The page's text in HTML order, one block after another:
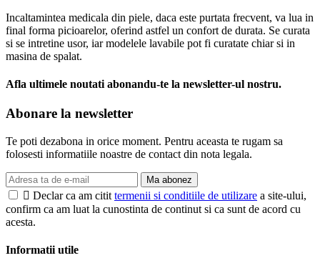
Incaltamintea medicala din piele, daca este purtata frecvent, va lua in
final forma picioarelor, oferind astfel un confort de durata. Se curata
si se intretine usor, iar modelele lavabile pot fi curatate chiar si in
masina de spalat.
Afla ultimele noutati abonandu-te la newsletter-ul nostru.
Abonare la newsletter
Te poti dezabona in orice moment. Pentru aceasta te rugam sa
folosesti informatiile noastre de contact din nota legala.
Ma abonez
 Declar ca am citit termenii si conditiile de utilizare a site-ului,
confirm ca am luat la cunostinta de continut si ca sunt de acord cu
acesta.
Informatii utile